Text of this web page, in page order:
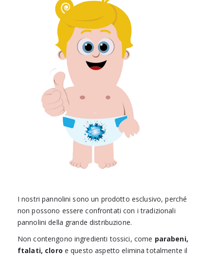
I nostri pannolini sono un prodotto esclusivo, perché
non possono essere confrontati con i tradizionali
pannolini della grande distribuzione.
Non contengono ingredienti tossici, come parabeni,
ftalati, cloro e questo aspetto elimina totalmente il